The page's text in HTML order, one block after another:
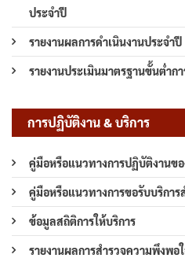
ประจำปี
รายงานผลการดำเนินงานประจำปี
รายงานประเมินมาตรฐานขั้นต่ำก
การปฏิบัติงาน & บริการ
คู่มือหรือแนวทางการปฏิบัติงานข
คู่มือหรือแนวทางการขอรับบริกา
ข้อมูลสถิติการให้บริการ
รายงานผลการสำรวจความพึงพอ